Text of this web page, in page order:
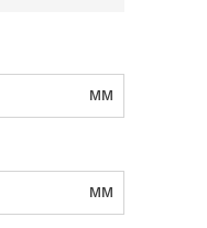
мм
мм